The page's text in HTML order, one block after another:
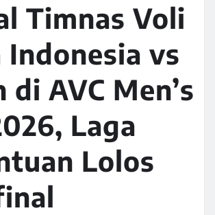
Timnas Voli
Indonesia vs
di AVC Men’s
Laga
Lolos